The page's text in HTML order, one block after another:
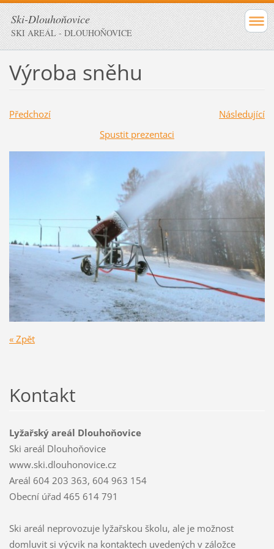
Ski-Dlouhoňovice
SKI AREÁL - DLOUHOŇOVICE
Výroba sněhu
Předchozí
Následující
Spustit prezentaci
« Zpět
Kontakt
Lyžařský areál Dlouhoňovice
Ski areál Dlouhoňovice
www.ski.dlouhonovice.cz
Areál 604 203 363, 604 963 154
Obecní úřad 465 614 791
Ski areál neprovozuje lyžařskou školu, ale je možnost
domluvit si výcvik na kontaktech uvedených v záložce